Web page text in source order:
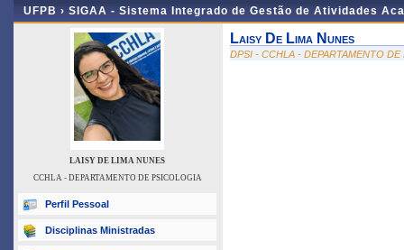
UFPB › SIGAA - Sistema Integrado de Gestão de Atividades
LAISY DE LIMA NUNES
CCHLA - DEPARTAMENTO DE PSICOLOGIA
Perfil Pessoal
Disciplinas Ministradas
Laisy De Lima Nunes
DPSI - CCHLA - DEPARTAMENTO